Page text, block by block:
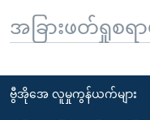
အခြားဖတ်ရှုစရာ
ဗွီအိုအေ လူမှုကွန်ယက်များ